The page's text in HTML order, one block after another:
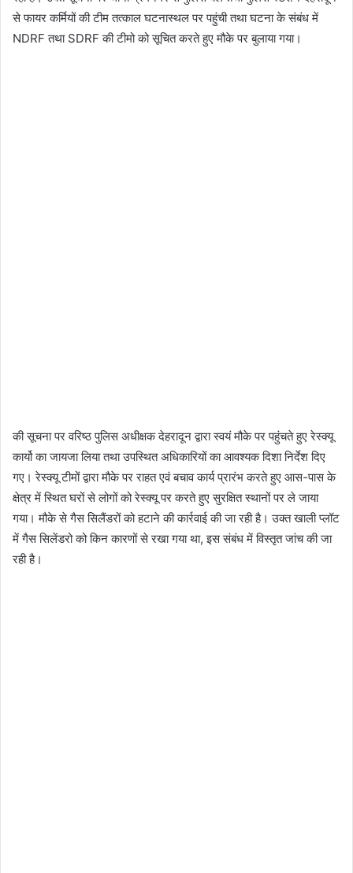
से फायर कर्मियों की टीम तत्काल घटनास्थल पर पहुंची तथा घटना के संबंध में
NDRF तथा SDRF की टीमो को सूचित करते हुए मौके पर बुलाया गया।
की सूचना पर वरिष्ठ पुलिस अधीक्षक देहरादून द्वारा स्वयं मौके पर पहुंचते हुए रेस्क्यू
कार्यो का जायजा लिया तथा उपस्थित अधिकारियों का आवश्यक दिशा निर्देश दिए
गए। रेस्क्यू टीमों द्वारा मौके पर राहत एवं बचाव कार्य प्रारंभ करते हुए आस-पास के
क्षेत्र में स्थित घरों से लोगों को रेस्क्यू पर करते हुए सुरक्षित स्थानों पर ले जाया
गया। मौके से गैस सिलैंडरों को हटाने की कार्रवाई की जा रही है। उक्त खाली प्लॉट
में गैस सिलेंडरो को किन कारणों से रखा गया था, इस संबंध में विस्तृत जांच की जा
रही है।